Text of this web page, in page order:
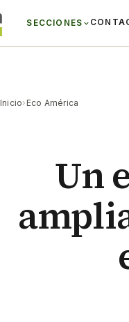
SECCIONES
Inicio› Eco América
Un